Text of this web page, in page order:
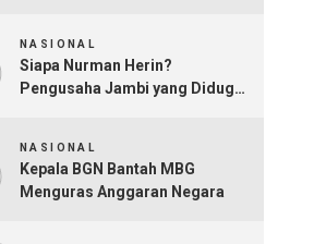
NASIONAL
Siapa Nurman Herin?
Pengusaha Jambi yang Diduga
NASIONAL
Kepala BGN Bantah MBG
Menguras Anggaran Negara